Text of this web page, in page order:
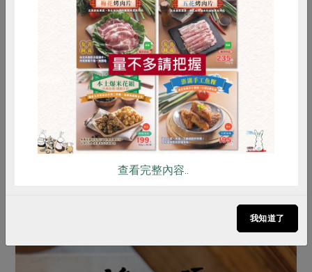
王祥蓉
主婦聯盟合作社台中分社麻園頭站教作
講師，曾從事烘焙相關工作，育有二
女。為了尋找製作蛋糕的天然食材而加
入合作社，後來應區會邀請帶領親子烘
焙課、研製米穀粉等多樣烘焙食譜，家
RPET 食譜 減硝酸鹽
雞蛋 食安 共同購買
查看完整內容..
我知道了